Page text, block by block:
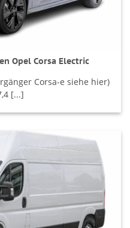
Opel Corsa Electric
Corsa-e siehe hier)
[...]